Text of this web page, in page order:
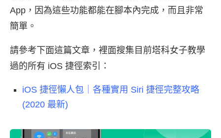
App，因為這些功能都能在腳本內完成，而且非常
簡單。
請參考下面這篇文章，裡面搜集目前塔科女子教學
過的所有 iOS 捷徑索引：
iOS 捷徑懶人包｜各種實用 Siri 捷徑完整攻略
(2020 最新)